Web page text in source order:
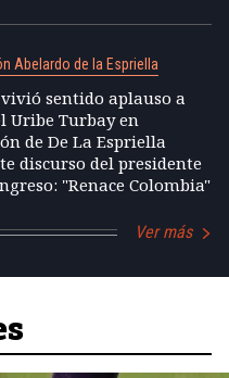
Abelardo de la Espriella
sentido aplauso a
Uribe Turbay en
de De La Espriella
discurso del presidente
"Renace Colombia"
Ver más